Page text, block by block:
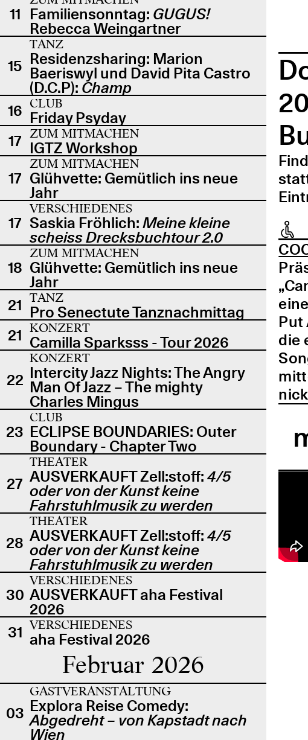
11 Familiensonntag: GUGUS!
Rebecca Weingartner
15
TANZ
Residenzsharing: Marion
Baeriswyl und David Pita Castro
(D.C.P): Champ
16 CLUB
Friday Psyday
17 ZUM MITMACHEN
IGTZ Workshop
17
ZUM MITMACHEN
Glühvette: Gemütlich ins neue
Jahr
17
VERSCHIEDENES
Saskia Fröhlich: Meine kleine
scheiss Drecksbuchtour 2.0
18
ZUM MITMACHEN
Glühvette: Gemütlich ins neue
Jahr
21 TANZ
Pro Senectute Tanznachmittag
21 KONZERT
Camilla Sparksss - Tour 2026
22
KONZERT
Intercity Jazz Nights: The Angry
Man Of Jazz – The mighty
Charles Mingus
23
CLUB
ECLIPSE BOUNDARIES: Outer
Boundary - Chapter Two
27
THEATER
AUSVERKAUFT Zell:stoff: 4/5
oder von der Kunst keine
Fahrstuhlmusik zu werden
28
THEATER
AUSVERKAUFT Zell:stoff: 4/5
oder von der Kunst keine
Fahrstuhlmusik zu werden
30
VERSCHIEDENES
AUSVERKAUFT aha Festival
2026
31 VERSCHIEDENES
aha Festival 2026
Februar 2026
03
GASTVERANSTALTUNG
Explora Reise Comedy:
Abgedreht – von Kapstadt nach
Wien
Put
die